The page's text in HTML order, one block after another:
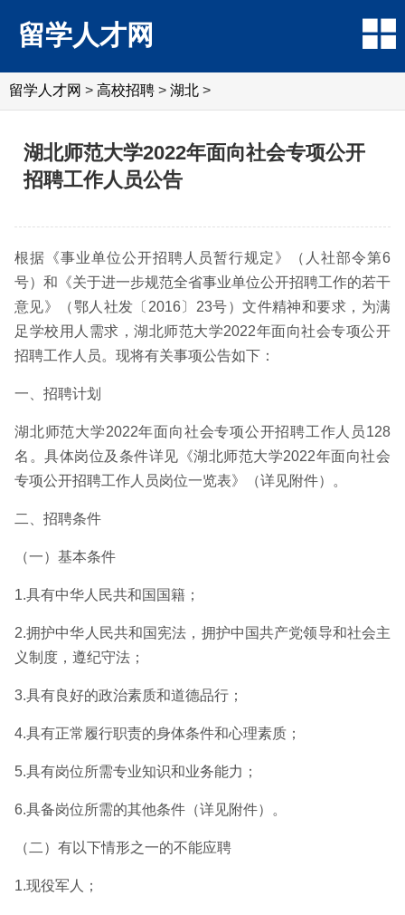
留学人才网
留学人才网 > 高校招聘 > 湖北 >
湖北师范大学2022年面向社会专项公开
招聘工作人员公告
根据《事业单位公开招聘人员暂行规定》（人社部令第6
号）和《关于进一步规范全省事业单位公开招聘工作的若干
意见》（鄂人社发〔2016〕23号）文件精神和要求，为满
足学校用人需求，湖北师范大学2022年面向社会专项公开
招聘工作人员。现将有关事项公告如下：
一、招聘计划
湖北师范大学2022年面向社会专项公开招聘工作人员128
名。具体岗位及条件详见《湖北师范大学2022年面向社会
专项公开招聘工作人员岗位一览表》（详见附件）。
二、招聘条件
（一）基本条件
1.具有中华人民共和国国籍；
2.拥护中华人民共和国宪法，拥护中国共产党领导和社会主
义制度，遵纪守法；
3.具有良好的政治素质和道德品行；
4.具有正常履行职责的身体条件和心理素质；
5.具有岗位所需专业知识和业务能力；
6.具备岗位所需的其他条件（详见附件）。
（二）有以下情形之一的不能应聘
1.现役军人；